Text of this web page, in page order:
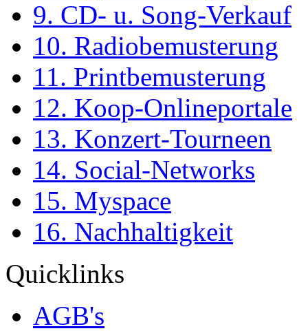
9. CD- u. Song-Verkauf
10. Radiobemusterung
11. Printbemusterung
12. Koop-Onlineportale
13. Konzert-Tourneen
14. Social-Networks
15. Myspace
16. Nachhaltigkeit
Quicklinks
AGB's